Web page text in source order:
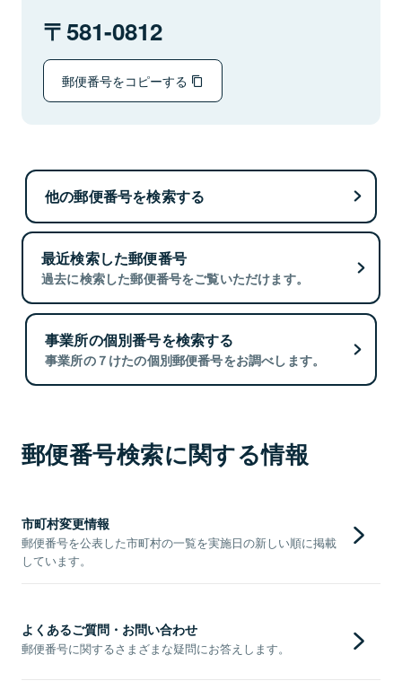
581-0812
郵便番号をコピーする
他の郵便番号を検索する
最近検索した郵便番号
過去に検索した郵便番号をご覧いただけます。
事業所の個別番号を検索する
事業所の７けたの個別郵便番号をお調べします。
郵便番号検索に関する情報
市町村変更情報
郵便番号を公表した市町村の一覧を実施日の新しい順に掲載
しています。
よくあるご質問・お問い合わせ
郵便番号に関するさまざまな疑問にお答えします。